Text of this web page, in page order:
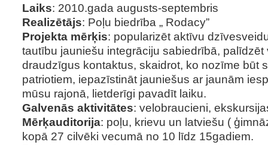
Laiks: 2010.gada augusts-septembris
Realizētājs: Poļu biedrība „ Rodacy”
Projekta mērķis: popularizēt aktīvu
tautību jauniešu integrāciju sabiedrībā,
draudzīgus kontaktus, skaidrot, ko nozīme būt
patriotiem, iepazīstināt jauniešus ar jaunām
mūsu rajonā, lietderīgi pavadīt laiku.
Galvenās aktivitātes: velobraucieni,
Mērķauditorija: poļu, krievu un latviešu (
kopā 27 cilvēki vecumā no 10 līdz 15gadiem.